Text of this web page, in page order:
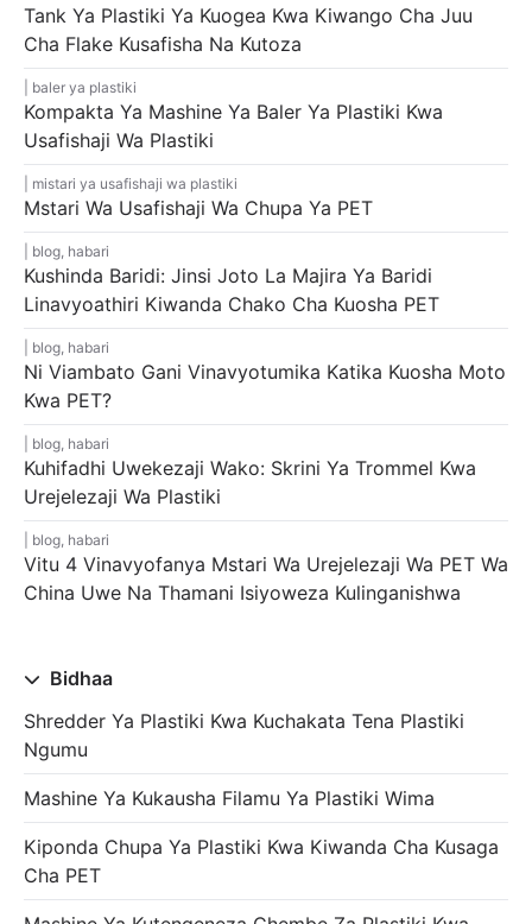
Tank Ya Plastiki Ya Kuogea Kwa Kiwango Cha Juu
Cha Flake Kusafisha Na Kutoza
baler ya plastiki
Kompakta Ya Mashine Ya Baler Ya Plastiki Kwa
Usafishaji Wa Plastiki
mistari ya usafishaji wa plastiki
Mstari Wa Usafishaji Wa Chupa Ya PET
blog habari
Kushinda Baridi: Jinsi Joto La Majira Ya Baridi
Linavyoathiri Kiwanda Chako Cha Kuosha PET
blog habari
Ni Viambato Gani Vinavyotumika Katika Kuosha Moto
Kwa PET?
blog habari
Kuhifadhi Uwekezaji Wako: Skrini Ya Trommel Kwa
Urejelezaji Wa Plastiki
blog habari
Vitu 4 Vinavyofanya Mstari Wa Urejelezaji Wa PET Wa
China Uwe Na Thamani Isiyoweza Kulinganishwa
Bidhaa
Shredder Ya Plastiki Kwa Kuchakata Tena Plastiki
Ngumu
Mashine Ya Kukausha Filamu Ya Plastiki Wima
Kiponda Chupa Ya Plastiki Kwa Kiwanda Cha Kusaga
Cha PET